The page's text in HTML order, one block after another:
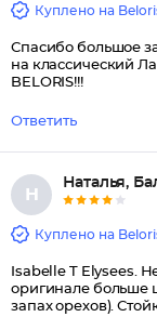
Куплено на
Спасибо большое
на классический
BELORIS!!!
Ответить
Н
Наталья,
Куплено на
Isabelle T Elysees.
оригинале больше
запах орехов).